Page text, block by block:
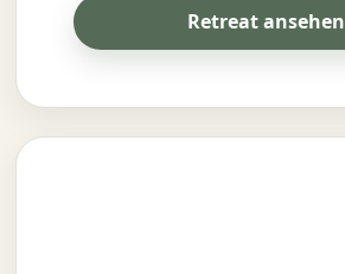
Retreat ansehen